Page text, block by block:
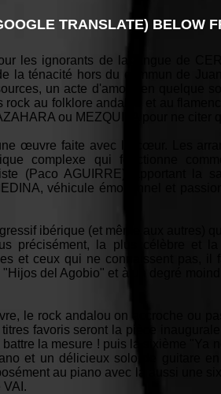
TRANSLATE) BELOW
les ignorants de la langue de
la ténacité hors du commun de
un acte d'amour en quelque
au folklore andalou et au
ou MEZQUITA pour ne citer
œuvre faite avec le cœur. Les
complexe qui fonctionne
(Paco AGUIRRE) apportant la
véhicule émotionnel et
ibérique (et même aux autres)
précisément, la plus célèbre et la
et ceux qui ne connaissent pas, il
del Agobio" et à un degré
le rock andalou on accroche ou
favoris seront la pièce
la mesure ! puis la sixième "Ya
et un délicieux solo de guitare
au piano avec là aussi une
VAI.